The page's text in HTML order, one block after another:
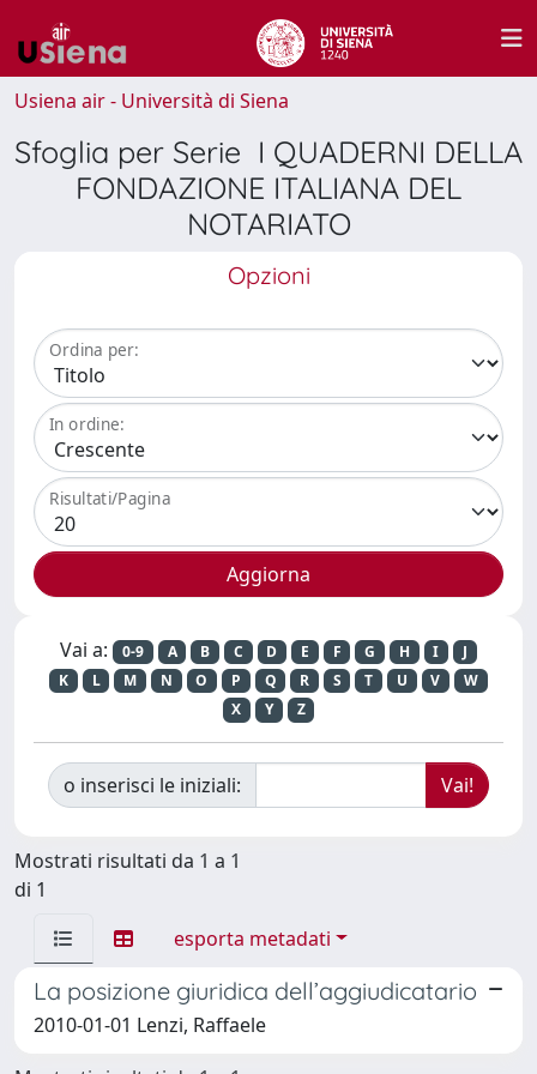
Usiena air - Università di Siena
Sfoglia per Serie I QUADERNI DELLA
FONDAZIONE ITALIANA DEL
NOTARIATO
Opzioni
Ordina per:
In ordine:
Risultati/Pagina
Vai a: 0-9 A B C D E F G H I
J
K
L M N O P Q R S T U V
W
X
Y Z
o inserisci le iniziali:
Mostrati risultati da 1 a 1
di 1
esporta metadati
La posizione giuridica dell’aggiudicatario
2010-01-01 Lenzi, Raffaele